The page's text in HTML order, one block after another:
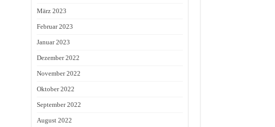
März 2023
Februar 2023
Januar 2023
Dezember 2022
November 2022
Oktober 2022
September 2022
August 2022